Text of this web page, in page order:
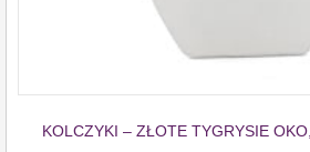
KOLCZYKI – ZŁOTE TYGRYSIE